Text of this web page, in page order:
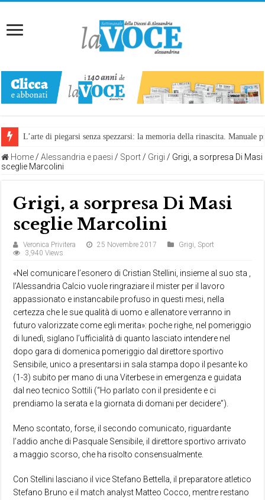
L’arte di piegarsi senza spezzarsi: la memoria della rinascita.
Home / Alessandria e paesi / Sport / Grigi / Grigi, a sorpresa Di Masi
sceglie Marcolini
Grigi, a sorpresa Di Masi
sceglie Marcolini
Veronica Privitera 25 Novembre 2017 Grigi,Sport
3,940 Views
«Nel comunicare l’esonero di Cristian Stellini, insieme al suo sta ,
l’Alessandria Calcio vuole ringraziare il mister per il lavoro
appassionato e instancabile profuso in questi mesi, nella
certezza che le sue qualità di uomo e allenatore verranno in
futuro valorizzate come egli merita»: poche righe, nel pomeriggio
di lunedì, siglano l’ufficialità di quanto lasciato intendere nel
dopo gara di domenica pomeriggio dal direttore sportivo
Sensibile, unico a presentarsi in sala stampa dopo il pesante ko
(1-3) subito per mano di una Viterbese in emergenza e guidata
dal neo tecnico Sottili (“Ho parlato con il presidente e ci
prendiamo la serata e la giornata di domani per decidere”).
Meno scontato, forse, il secondo comunicato, riguardante
l’addio anche di Pasquale Sensibile, il direttore sportivo arrivato
a maggio scorso, che ha risolto consensualmente.
Con Stellini lasciano il vice Stefano Bettella, il preparatore atletico
Stefano Bruno e il match analyst Matteo Cocco, mentre restano